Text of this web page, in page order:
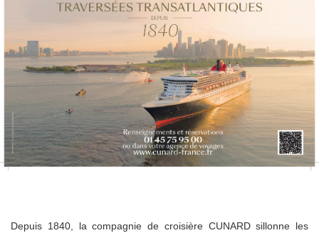
Depuis 1840, la compagnie de croisière CUNARD sillonne les